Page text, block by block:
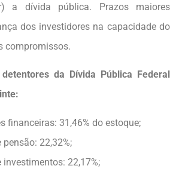
a dívida pública. Prazos maiores
dos investidores na capacidade do
compromissos.
da Dívida Pública Federal
31,46% do estoque;
22,32%;
22,17%;